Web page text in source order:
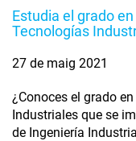
Estudia el grado
Tecnologías
27 de maig 2021
¿Conoces el grado
Industriales que se
de Ingeniería